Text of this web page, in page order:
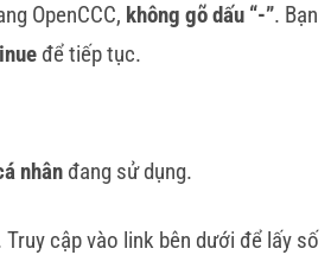
OpenCCC, không gõ dấu “-”. Bạn
để tiếp tục.
nhân đang sử dụng.
cập vào link bên dưới để lấy số